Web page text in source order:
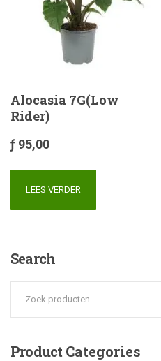
Alocasia 7G(Low
Rider)
ƒ 95,00
LEES VERDER
Search
Product Categories